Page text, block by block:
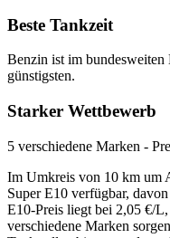
Beste Tankzeit
Benzin ist im
günstigsten.
Starker Wettbewerb
5 verschiedene Marken -
Im Umkreis von 10 km um
Super E10 verfügbar,
E10-Preis liegt bei 2,05 €/
verschiedene Marken